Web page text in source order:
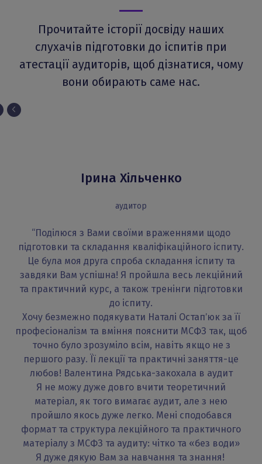
Прочитайте історії досвіду наших
слухачів підготовки до іспитів при
атестації аудиторів, щоб дізнатися, чому
вони обирають саме нас.
Ірина Хільченко
аудитор
“Поділюся з Вами своїми враженнями щодо
підготовки та складання кваліфікаційного іспиту.
Це була моя друга спроба складання іспиту та
завдяки Вам успішна! Я пройшла весь лекційний
та практичний курс, а також тренінги підготовки
до іспиту.
Хочу безмежно подякувати Наталі Остапʼюк за її
професіоналізм та вміння пояснити МСФЗ так, щоб
точно було зрозуміло всім, навіть якщо не з
першого разу. Її лекції та практичні заняття-це
любов! Валентина Рядська-закохала в аудит
Я не можу дуже довго вчити теоретичний
матеріал, як того вимагає аудит, але з нею
пройшло якось дуже легко. Мені сподобався
формат та структура лекційного та практичного
матеріалу з МСФЗ та аудиту: чітко та «без води»
Я дуже дякую Вам за навчання та знання!